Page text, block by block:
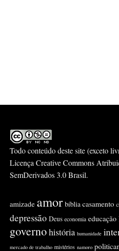
Todo conteúdo deste site (exceto
LicençaCreative Commons
SemDerivados 3.0 Brasil.
amizade amor bíblia casamento
depressão Deus economia educação
governo história humanidade
mercado de trabalho mistérios namoro